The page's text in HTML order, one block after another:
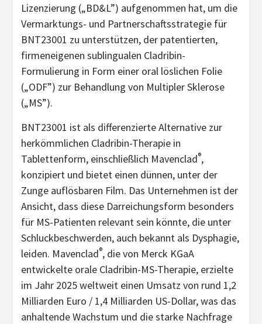
Lizenzierung („BD&L”) aufgenommen hat, um die
Vermarktungs- und Partnerschaftsstrategie für
BNT23001 zu unterstützen, der patentierten,
firmeneigenen sublingualen Cladribin-
Formulierung in Form einer oral löslichen Folie
(„ODF”) zur Behandlung von Multipler Sklerose
(„MS”).
BNT23001 ist als differenzierte Alternative zur
herkömmlichen Cladribin-Therapie in
Tablettenform, einschließlich Mavenclad®,
konzipiert und bietet einen dünnen, unter der
Zunge auflösbaren Film. Das Unternehmen ist der
Ansicht, dass diese Darreichungsform besonders
für MS-Patienten relevant sein könnte, die unter
Schluckbeschwerden, auch bekannt als Dysphagie,
leiden. Mavenclad®, die von Merck KGaA
entwickelte orale Cladribin-MS-Therapie, erzielte
im Jahr 2025 weltweit einen Umsatz von rund 1,2
Milliarden Euro / 1,4 Milliarden US-Dollar, was das
anhaltende Wachstum und die starke Nachfrage